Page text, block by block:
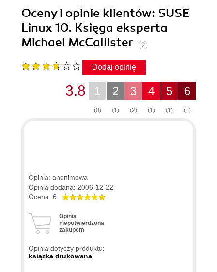
Oceny i opinie klientów: SUSE
Linux 10. Księga eksperta
Michael McCallister
Dodaj opinię
6
(1)
5
(1)
4
(1)
3
(2)
2
(1)
1
(0)
3.8
Opinia: anonimowa
Opinia dodana: 2006-12-22
Ocena: 6
Opinia
niepotwierdzona
zakupem
Opinia dotyczy produktu:
ksiązka drukowana